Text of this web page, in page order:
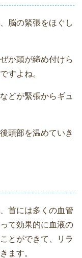
脳の緊張をほぐし
か頭が締め付けら
すよね。
どが緊張からギュ
頭部を温めていき
首には多くの血管
て効果的に血液の
とができて、リラ
ます。